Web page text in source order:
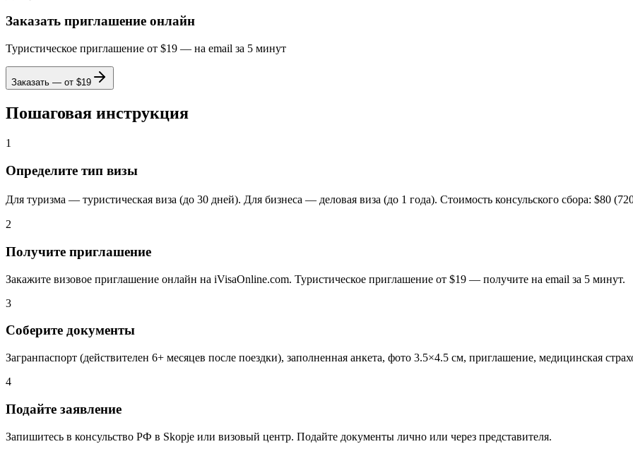
Заказать приглашение онлайн
Туристическое приглашение от $19 — на email за 5 минут
Заказать — от $19
Пошаговая инструкция
1
Определите тип визы
Для туризма — туристическая виза (до 30 дней). Для бизнеса — деловая виза (до 1 года). Стоимость консульского сбора: $80
2
Получите приглашение
Закажите визовое приглашение онлайн на iVisaOnline.com. Туристическое приглашение от $19 — получите на email за 5 минут.
3
Соберите документы
Загранпаспорт (действителен 6+ месяцев после поездки), заполненная анкета, фото 3.5×4.5 см, приглашение, медицинская
4
Подайте заявление
Запишитесь в консульство РФ в Skopje или визовый центр. Подайте документы лично или через представителя.